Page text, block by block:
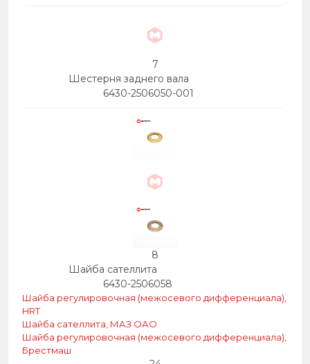
7
Шестерня заднего вала
6430-2506050-001
8
Шайба сателлита
6430-2506058
Шайба регулировочная (межосевого дифференциала),
HRT
Шайба сателлита, МАЗ ОАО
Шайба регулировочная (межосевого дифференциала),
Брестмаш